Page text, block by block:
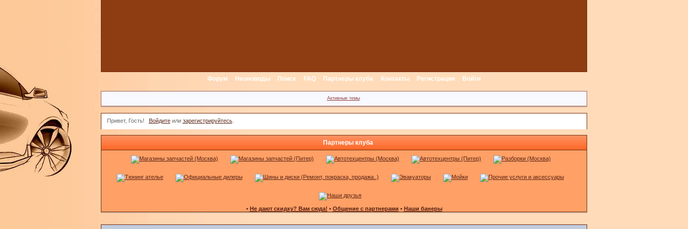
Форум Неоноводы Поиск FAQ Партнеры клуба Контакты Регистрация Войти
Активные темы
Привет, Гость! Войдитеили зарегистрируйтесь.
Партнеры клуба
• Не дают скидку? Вам сюда! • Общение с партнерами • Наши банеры